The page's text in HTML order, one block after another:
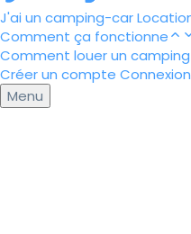
J'ai un camping-car
Comment ça fonctionne
Comment louer un
Créer un compte Connexion
Menu